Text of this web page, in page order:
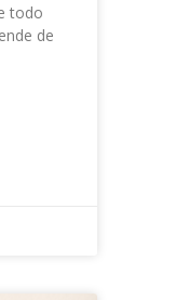
todo
de